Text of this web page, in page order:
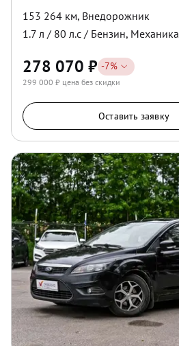
153 264 км, Внедорожник
1.7 л / 80 л.с / Бензин, Механика
278 070 ₽ -7%
299 000 ₽ цена без скидки
Оставить заявку